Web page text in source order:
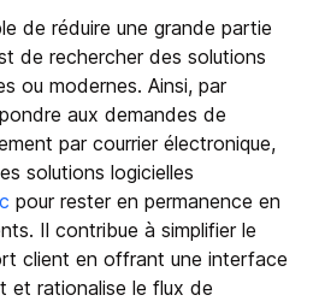
de réduire une grande partie
de rechercher des solutions
ou modernes. Ainsi, par
aux demandes de
par courrier électronique,
solutions logicielles
pour rester en permanence en
Il contribue à simplifier le
client en offrant une interface
et rationalise le flux de